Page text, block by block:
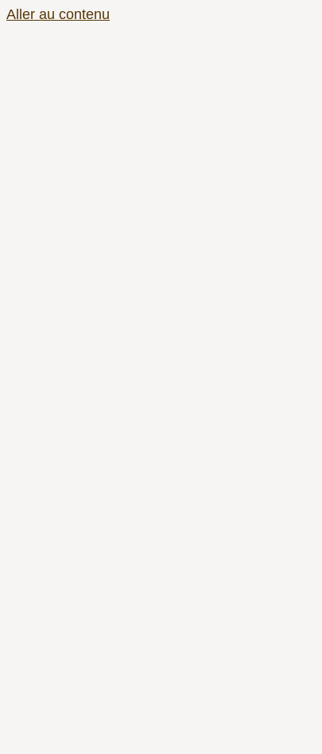
Aller au contenu